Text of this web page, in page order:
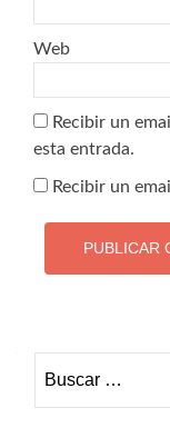
Web
Recibir un
esta entrada.
Recibir un